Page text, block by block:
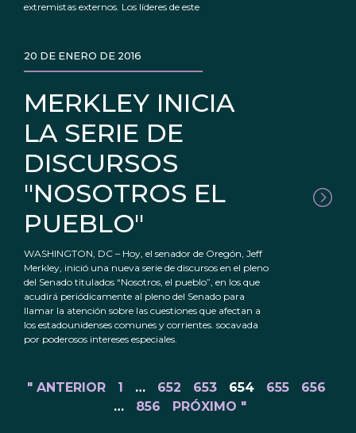
extremistas externos. Los líderes de este
MERKLEY INICIA
LA SERIE DE
DISCURSOS
"NOSOTROS EL
PUEBLO"
20 DE ENERO DE 2016
WASHINGTON, DC – Hoy, el senador de Oregón, Jeff
Merkley, inició una nueva serie de discursos en el pleno
del Senado titulados “Nosotros, el pueblo”, en los que
acudirá periódicamente al pleno del Senado para
llamar la atención sobre las cuestiones que afectan a
los estadounidenses comunes y corrientes. socavada
por poderosos intereses especiales.
" ANTERIOR 1 … 652 653 654 655
656
…
856 PRÓXIMO "